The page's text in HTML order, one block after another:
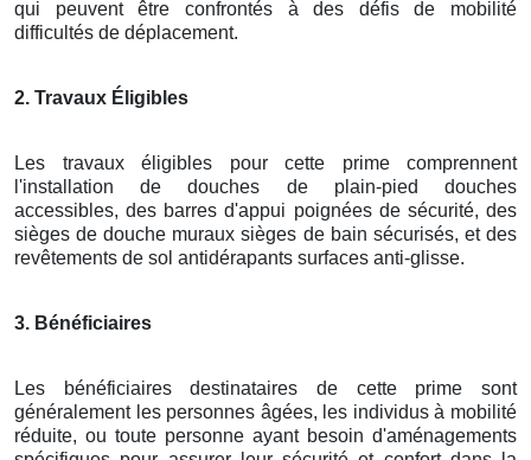
qui peuvent être confrontés à des défis de mobilité
difficultés de déplacement.
2. Travaux Éligibles
Les travaux éligibles pour cette prime comprennent
l'installation de douches de plain-pied douches
accessibles, des barres d'appui poignées de sécurité, des
sièges de douche muraux sièges de bain sécurisés, et des
revêtements de sol antidérapants surfaces anti-glisse.
3. Bénéficiaires
Les bénéficiaires destinataires de cette prime sont
généralement les personnes âgées, les individus à mobilité
réduite, ou toute personne ayant besoin d'aménagements